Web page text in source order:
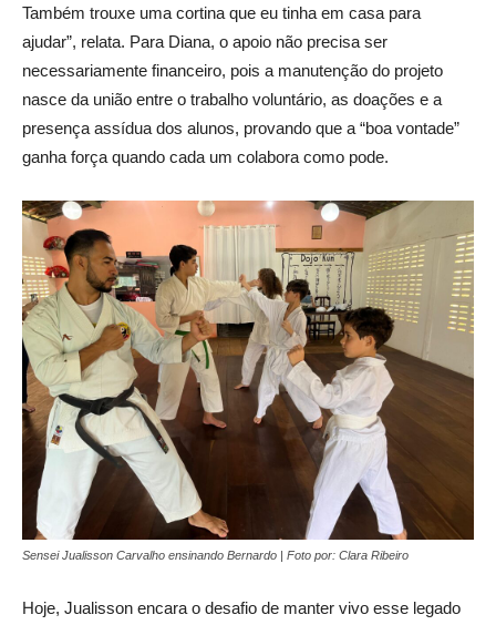
Também trouxe uma cortina que eu tinha em casa para
ajudar”, relata. Para Diana, o apoio não precisa ser
necessariamente financeiro, pois a manutenção do projeto
nasce da união entre o trabalho voluntário, as doações e a
presença assídua dos alunos, provando que a “boa vontade”
ganha força quando cada um colabora como pode.
Sensei Jualisson Carvalho ensinando Bernardo | Foto por: Clara Ribeiro
Hoje, Jualisson encara o desafio de manter vivo esse legado